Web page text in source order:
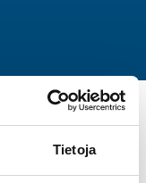
Tietoja
23:59